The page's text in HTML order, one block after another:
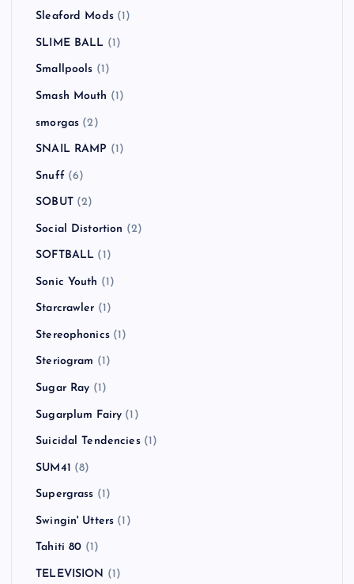
Sleaford Mods(1)
SLIME BALL (1)
Smallpools (1)
Smash Mouth (1)
smorgas (2)
SNAIL RAMP (1)
Snuff (6)
SOBUT(2)
Social Distortion (2)
SOFTBALL (1)
Sonic Youth (1)
Starcrawler (1)
Stereophonics(1)
Steriogram (1)
Sugar Ray (1)
Sugarplum Fairy (1)
Suicidal Tendencies(1)
SUM41 (8)
Supergrass (1)
Swingin' Utters (1)
Tahiti 80 (1)
TELEVISION (1)